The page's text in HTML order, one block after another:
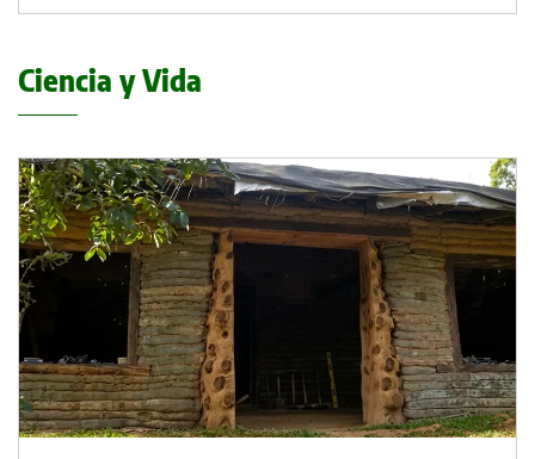
Ciencia y Vida